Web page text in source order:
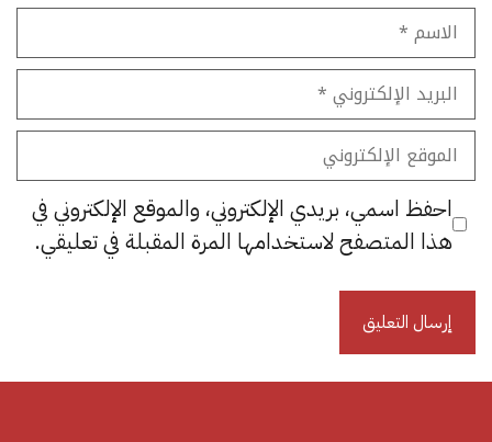
الاسم
البريد
الإلكتروني
الموقع
الإلكتروني
احفظ اسمي، بريدي الإلكتروني، والموقع الإلكتروني في
هذا المتصفح لاستخدامها المرة المقبلة في تعليقي.